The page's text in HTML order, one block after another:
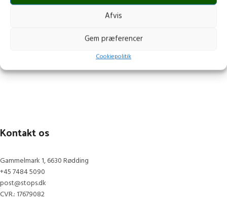
Afvis
Gem præferencer
Cookiepolitik
Kontakt os
Gammelmark 1, 6630 Rødding
+45 7484 5090
post@stops.dk
CVR.: 17679082